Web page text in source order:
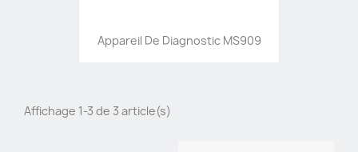
Appareil De Diagnostic MS909
Affichage 1-3 de 3 article(s)